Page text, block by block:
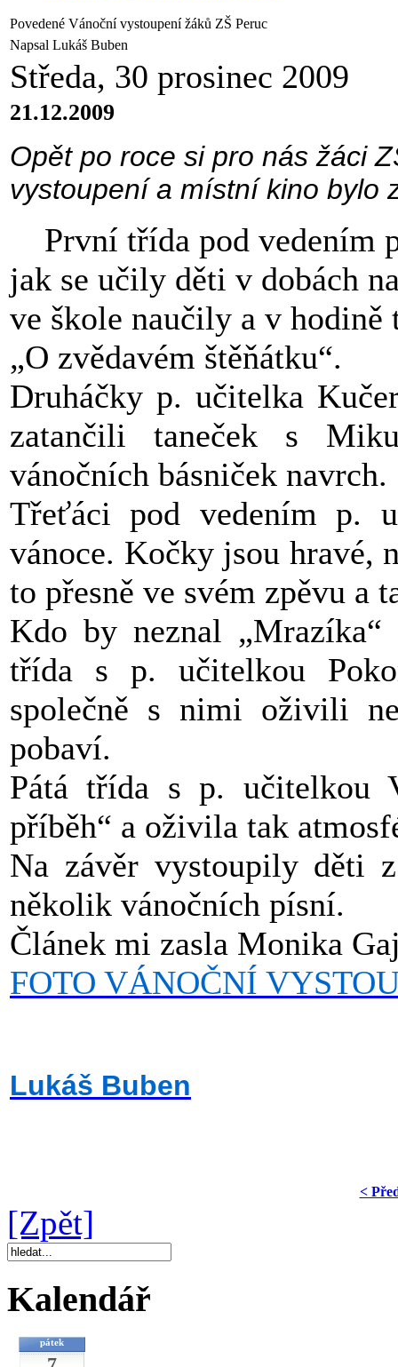
Povedené Vánoční vystoupení žáků ZŠ Peruc
Napsal Lukáš Buben
Středa, 30 prosinec 2009
21.12.2009
Opět po roce si pro nás žáci
vystoupení a místní kino bylo
První třída pod vedením
jak se učily děti v dobách
ve škole naučily a v hodině
„O zvědavém štěňátku“.
Druháčky p. učitelka
zatančili taneček s
vánočních básniček navrch.
Třeťáci pod vedením p.
vánoce. Kočky jsou hravé,
to přesně ve svém zpěvu a
Kdo by neznal
třída s p. učitelkou
společně s nimi oživili
pobaví.
Pátá třída s p. učitelkou
příběh“ a oživila tak
Na závěr vystoupily děti
několik vánočních písní.
Článek mi zasla Monika
FOTO VÁNOČNÍ
Lukáš Buben
<
[Zpět]
Kalendář
pátek